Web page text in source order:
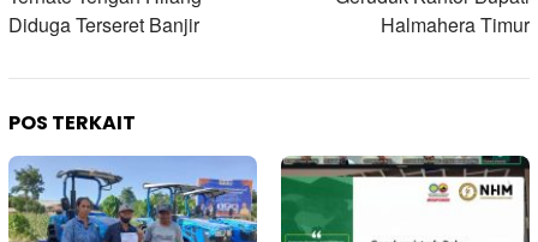
Diduga Terseret Banjir
Halmahera Timur
POS TERKAIT